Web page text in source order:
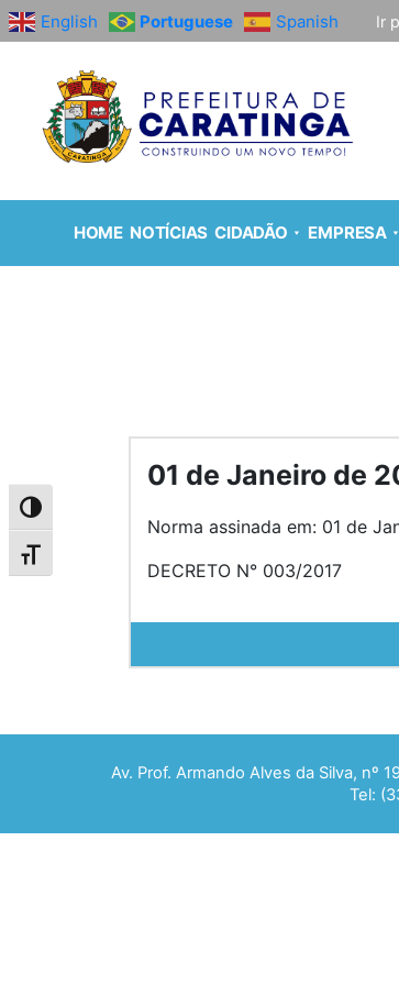
Alternar alto contraste
Alternar tamanho da fonte
English Portuguese Spanish Ir
HOME NOTÍCIAS CIDADÃO EMPRESA
01 de Janeiro de
Norma assinada em: 01 de
DECRETO N° 003/2017
Av. Prof. Armando Alves da Silva, nº
Tel: